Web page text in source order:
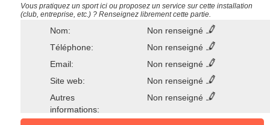
Vous pratiquez un sport ici ou proposez un service sur cette installation
(club, entreprise, etc.) ? Renseignez librement cette partie.
Nom:
Non renseigné
Téléphone:
Non renseigné
Email:
Non renseigné
Site web:
Non renseigné
Autres
informations:
Non renseigné